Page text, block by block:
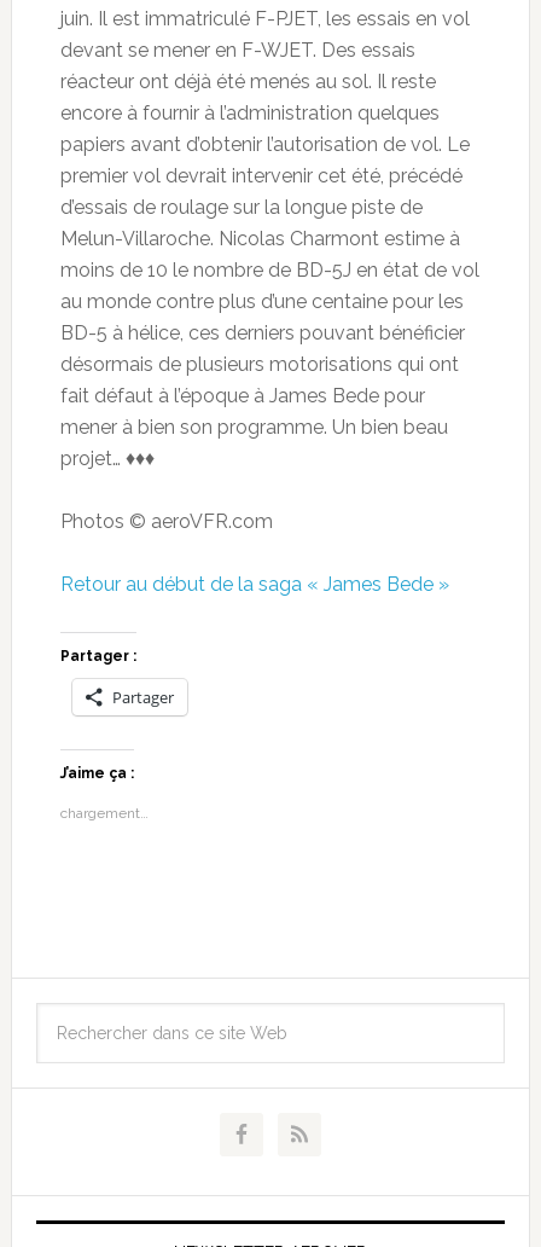
juin. Il est immatriculé F-PJET, les essais en vol
devant se mener en F-WJET. Des essais
réacteur ont déjà été menés au sol. Il reste
encore à fournir à l’administration quelques
papiers avant d’obtenir l’autorisation de vol. Le
premier vol devrait intervenir cet été, précédé
d’essais de roulage sur la longue piste de
Melun-Villaroche. Nicolas Charmont estime à
moins de 10 le nombre de BD-5J en état de vol
au monde contre plus d’une centaine pour les
BD-5 à hélice, ces derniers pouvant bénéficier
désormais de plusieurs motorisations qui ont
fait défaut à l’époque à James Bede pour
mener à bien son programme. Un bien beau
projet… ♦♦♦
Photos © aeroVFR.com
Retour au début de la saga « James Bede »
Partager :
Partager
J’aime ça :
chargement…